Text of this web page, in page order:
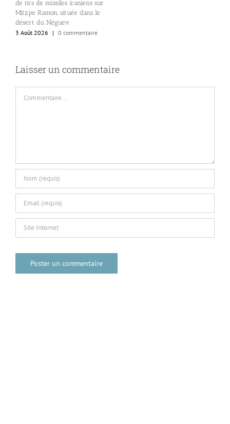
de tirs de missiles iraniens sur
Mitzpe Ramon, située dans le
désert du Néguev.
3 Août 2026
| 0 commentaire
Laisser un commentaire